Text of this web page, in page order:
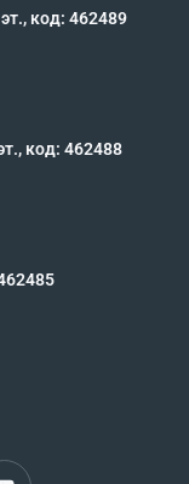
код: 462489
код: 462488